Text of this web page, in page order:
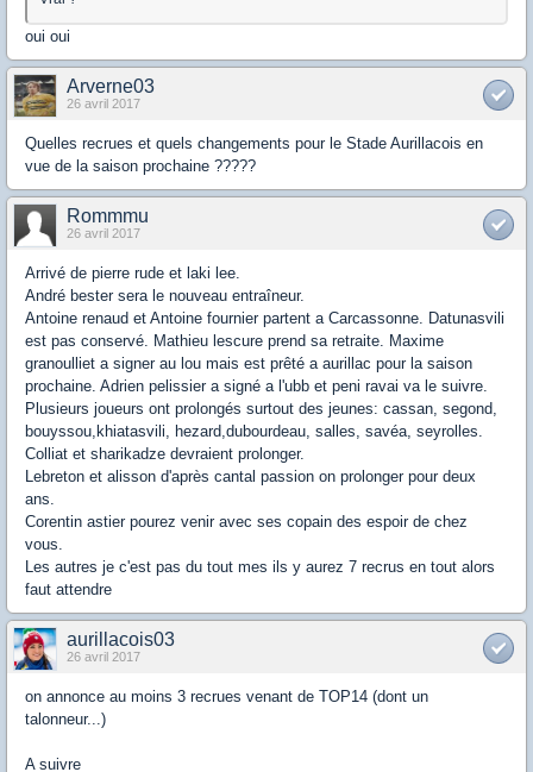
oui oui
Arverne03
26 avril 2017
Quelles recrues et quels changements pour le Stade Aurillacois en
vue de la saison prochaine ?????
Rommmu
26 avril 2017
Arrivé de pierre rude et laki lee.
André bester sera le nouveau entraîneur.
Antoine renaud et Antoine fournier partent a Carcassonne. Datunasvili
est pas conservé. Mathieu lescure prend sa retraite. Maxime
granoulliet a signer au lou mais est prêté a aurillac pour la saison
prochaine. Adrien pelissier a signé a l'ubb et peni ravai va le suivre.
Plusieurs joueurs ont prolongés surtout des jeunes: cassan, segond,
bouyssou,khiatasvili, hezard,dubourdeau, salles, savéa, seyrolles.
Colliat et sharikadze devraient prolonger.
Lebreton et alisson d'après cantal passion on prolonger pour deux
ans.
Corentin astier pourez venir avec ses copain des espoir de chez
vous.
Les autres je c'est pas du tout mes ils y aurez 7 recrus en tout alors
faut attendre
aurillacois03
26 avril 2017
on annonce au moins 3 recrues venant de TOP14 (dont un
talonneur...)
A suivre